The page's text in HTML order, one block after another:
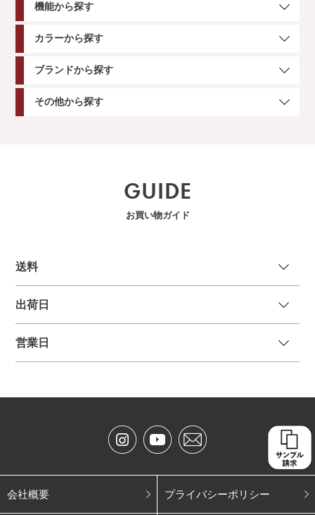
機能から探す
カラーから探す
ブランドから探す
その他から探す
GUIDE
お買い物ガイド
送料
出荷日
営業日
会社概要 プライバシーポリシー